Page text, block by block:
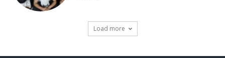
Load more